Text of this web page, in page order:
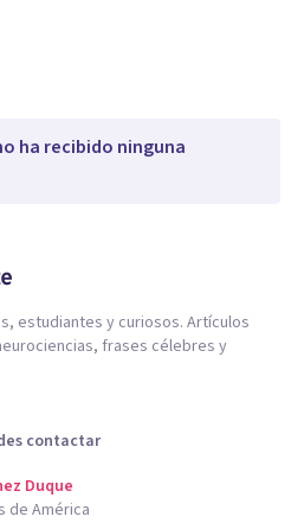
ha recibido ninguna
estudiantes y curiosos. Artículos
frases célebres y
contactar
Duque
de América